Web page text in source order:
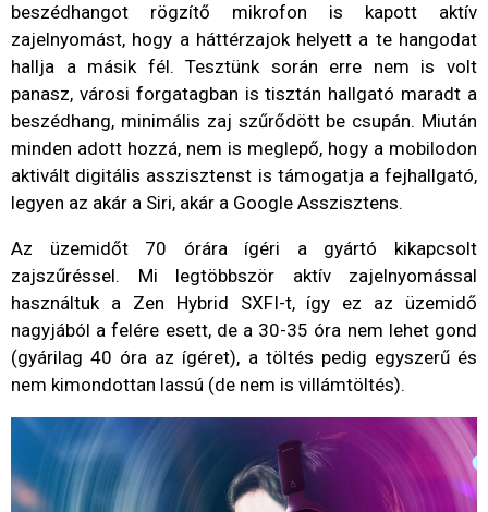
beszédhangot rögzítő mikrofon is kapott aktív
zajelnyomást, hogy a háttérzajok helyett a te hangodat
hallja a másik fél. Tesztünk során erre nem is volt
panasz, városi forgatagban is tisztán hallgató maradt a
beszédhang, minimális zaj szűrődött be csupán. Miután
minden adott hozzá, nem is meglepő, hogy a mobilodon
aktivált digitális asszisztenst is támogatja a fejhallgató,
legyen az akár a Siri, akár a Google Asszisztens.
Az üzemidőt 70 órára ígéri a gyártó kikapcsolt
zajszűréssel. Mi legtöbbször aktív zajelnyomással
használtuk a Zen Hybrid SXFI-t, így ez az üzemidő
nagyjából a felére esett, de a 30-35 óra nem lehet gond
(gyárilag 40 óra az ígéret), a töltés pedig egyszerű és
nem kimondottan lassú (de nem is villámtöltés).